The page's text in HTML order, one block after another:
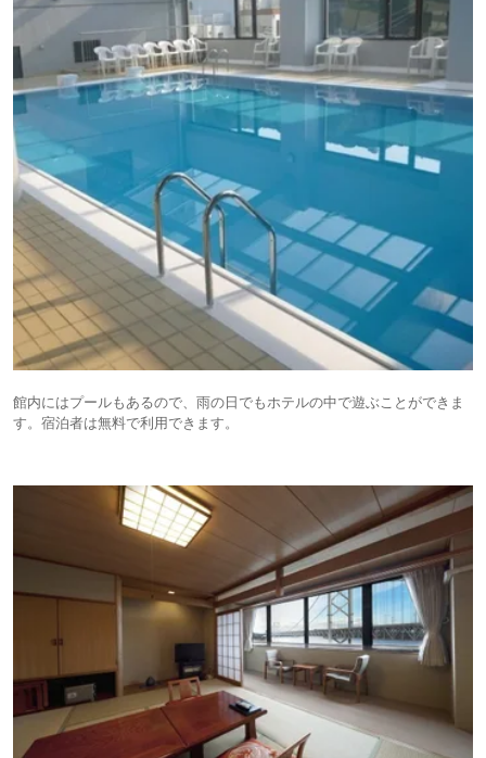
館内にはプールもあるので、雨の日でもホテルの中で遊ぶことができま
す。宿泊者は無料で利用できます。